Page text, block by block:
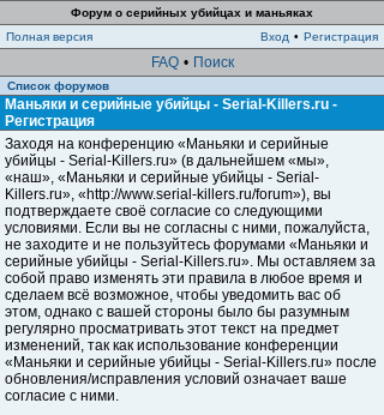
Форум о серийных убийцах и маньяках
Полная версия
Вход • Регистрация
FAQ • Поиск
Список форумов
Маньяки и серийные убийцы - Serial-Killers.ru -
Регистрация
Заходя на конференцию «Маньяки и серийные
убийцы - Serial-Killers.ru» (в дальнейшем «мы»,
«наш», «Маньяки и серийные убийцы - Serial-
Killers.ru», «http://www.serial-killers.ru/forum»), вы
подтверждаете своё согласие со следующими
условиями. Если вы не согласны с ними, пожалуйста,
не заходите и не пользуйтесь форумами «Маньяки и
серийные убийцы - Serial-Killers.ru». Мы оставляем за
собой право изменять эти правила в любое время и
сделаем всё возможное, чтобы уведомить вас об
этом, однако с вашей стороны было бы разумным
регулярно просматривать этот текст на предмет
изменений, так как использование конференции
«Маньяки и серийные убийцы - Serial-Killers.ru» после
обновления/исправления условий означает ваше
согласие с ними.